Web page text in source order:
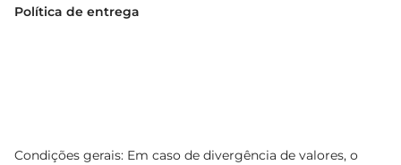
Política de entrega
Condições gerais: Em caso de divergência de valores, o